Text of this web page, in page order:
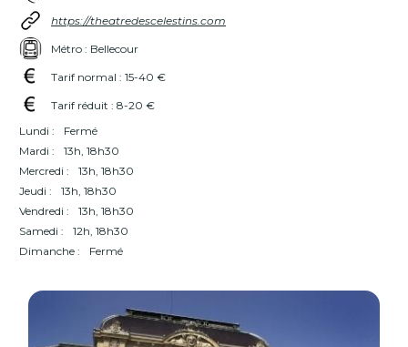
https://theatredescelestins.com
Métro : Bellecour
Tarif normal : 15-40 €
Tarif réduit : 8-20 €
Lundi :
Fermé
Mardi :
13h, 18h30
Mercredi :
13h, 18h30
Jeudi :
13h, 18h30
Vendredi :
13h, 18h30
Samedi :
12h, 18h30
Dimanche :
Fermé